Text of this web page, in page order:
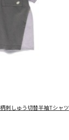
刺しゅう切替半袖Tシャツ